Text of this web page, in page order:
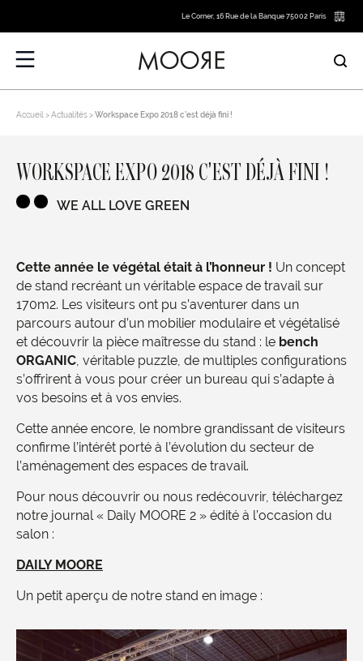
Le Corner, 16 Rue de la Banque 75002 Paris
Accueil Actualités Workspace Expo 2018 c’est déjà fini !
WORKSPACE EXPO 2018 C’EST DÉJÀ FINI !
WE ALL LOVE GREEN
Cette année le végétal était à l’honneur ! Un concept
de stand recréant un véritable espace de travail sur
170m2. Les visiteurs ont pu s’aventurer dans un
parcours autour d’un mobilier modulaire et végétalisé
et découvrir la pièce maîtresse du stand : le bench
ORGANIC, véritable puzzle, de multiples configurations
s’offrirent à vous pour créer un bureau qui s’adapte à
vos besoins et à vos envies.
Cette année encore, le nombre grandissant de visiteurs
confirme l’intérêt porté à l’évolution du secteur de
l’aménagement des espaces de travail.
Pour nous découvrir ou nous redécouvrir, téléchargez
notre journal « Daily MOORE 2 » édité à l’occasion du
salon :
DAILY MOORE
Un petit aperçu de notre stand en image :